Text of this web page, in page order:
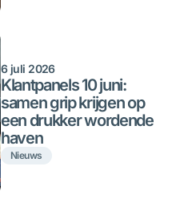
6 juli 2026
Klantpanels 10 juni:
samen grip krijgen op
een drukker wordende
haven
Nieuws